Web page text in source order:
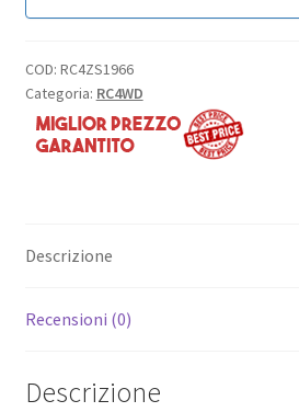
COD: RC4ZS1966
Categoria: RC4WD
Descrizione
Recensioni (0)
Descrizione